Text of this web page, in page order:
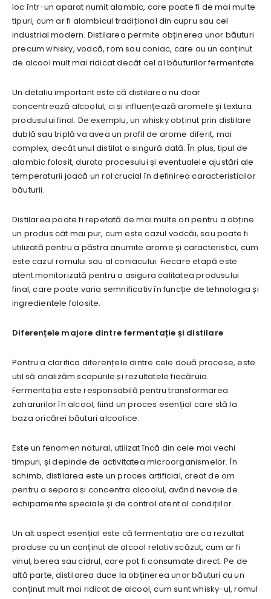
loc într-un aparat numit alambic, care poate fi de mai multe
tipuri, cum ar fi alambicul tradițional din cupru sau cel
industrial modern. Distilarea permite obținerea unor băuturi
precum whisky, vodcă, rom sau coniac, care au un conținut
de alcool mult mai ridicat decât cel al băuturilor fermentate.
Un detaliu important este că distilarea nu doar
concentrează alcoolul, ci și influențează aromele și textura
produsului final. De exemplu, un whisky obținut prin distilare
dublă sau triplă va avea un profil de arome diferit, mai
complex, decât unul distilat o singură dată. În plus, tipul de
alambic folosit, durata procesului și eventualele ajustări ale
temperaturii joacă un rol crucial în definirea caracteristicilor
băuturii.
Distilarea poate fi repetată de mai multe ori pentru a obține
un produs cât mai pur, cum este cazul vodcăi, sau poate fi
utilizată pentru a păstra anumite arome și caracteristici, cum
este cazul romului sau al coniacului. Fiecare etapă este
atent monitorizată pentru a asigura calitatea produsului
final, care poate varia semnificativ în funcție de tehnologia și
ingredientele folosite.
Diferențele majore dintre fermentație și distilare
Pentru a clarifica diferențele dintre cele două procese, este
util să analizăm scopurile și rezultatele fiecăruia.
Fermentația este responsabilă pentru transformarea
zaharurilor în alcool, fiind un proces esențial care stă la
baza oricărei băuturi alcoolice.
Este un fenomen natural, utilizat încă din cele mai vechi
timpuri, și depinde de activitatea microorganismelor. În
schimb, distilarea este un proces artificial, creat de om
pentru a separa și concentra alcoolul, având nevoie de
echipamente speciale și de control atent al condițiilor.
Un alt aspect esențial este că fermentația are ca rezultat
produse cu un conținut de alcool relativ scăzut, cum ar fi
vinul, berea sau cidrul, care pot fi consumate direct. Pe de
altă parte, distilarea duce la obținerea unor băuturi cu un
conținut mult mai ridicat de alcool, cum sunt whisky-ul, romul